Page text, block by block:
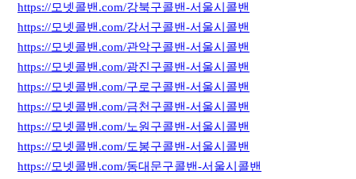
https://모넷콜밴.com/강북구콜밴-서울시콜밴
https://모넷콜밴.com/강서구콜밴-서울시콜밴
https://모넷콜밴.com/관악구콜밴-서울시콜밴
https://모넷콜밴.com/광진구콜밴-서울시콜밴
https://모넷콜밴.com/구로구콜밴-서울시콜밴
https://모넷콜밴.com/금천구콜밴-서울시콜밴
https://모넷콜밴.com/노원구콜밴-서울시콜밴
https://모넷콜밴.com/도봉구콜밴-서울시콜밴
https://모넷콜밴.com/동대문구콜밴-서울시콜밴